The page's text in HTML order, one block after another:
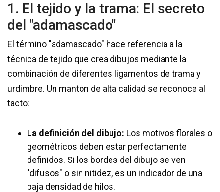
1. El tejido y la trama: El secreto
del "adamascado"
El término "adamascado" hace referencia a la
técnica de tejido que crea dibujos mediante la
combinación de diferentes ligamentos de trama y
urdimbre. Un mantón de alta calidad se reconoce al
tacto:
La definición del dibujo: Los motivos florales o
geométricos deben estar perfectamente
definidos. Si los bordes del dibujo se ven
"difusos" o sin nitidez, es un indicador de una
baja densidad de hilos.